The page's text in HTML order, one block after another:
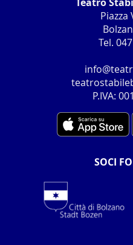
Piazza
Tel.
P.IVA:
SOCI